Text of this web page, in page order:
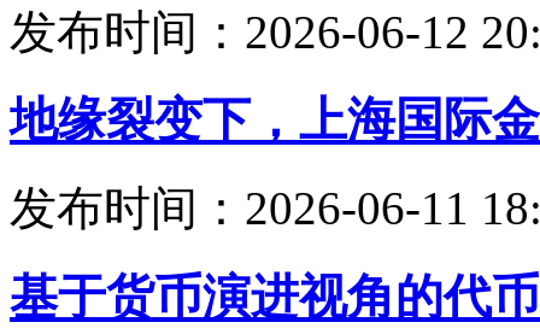
发布时间：2026-06-12
地缘裂变下，上海国际
发布时间：2026-06-11
基于货币演进视角的代